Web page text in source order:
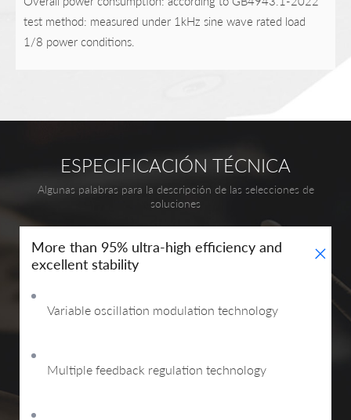
test method: measured under 1kHz sine wave rated load
1/8 power conditions.
ESPECIFICACIÓN TÉCNICA
Algunas palabras para la descripción de las selecciones de
soluciones
More than 95% ultra-high efficiency and
excellent stability
+
Variable oscillation modulation technology
Multiple feedback regulation technology